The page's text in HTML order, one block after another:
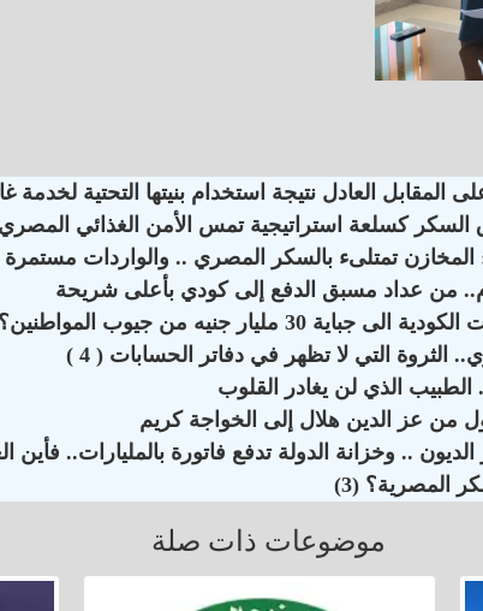
العادل نتيجة استخدام بنيتها التحتية لخدمة
كسلعة استراتيجية تمس الأمن الغذائي المصري
جنيه من جيوب المواطنين؟
التي لا تظهر في دفاتر الحسابات ( 4 )
الذي لن يغادر القلوب
من عز الدين هلال إلى الخواجة كريم
.. وخزانة الدولة تدفع فاتورة بالمليارات.. فأين
المصرية؟ (3)
موضوعات ذات صلة